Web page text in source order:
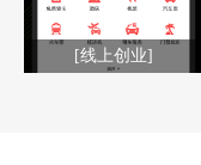
[线上创业]